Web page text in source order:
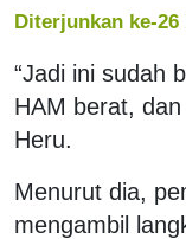
Diterjunkan ke-
“Jadi ini sudah
HAM berat,
Heru.
Menurut dia,
mengambil